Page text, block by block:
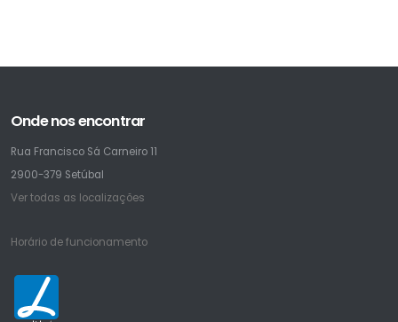
Onde nos encontrar
Rua Francisco Sá Carneiro 11
2900-379 Setúbal
Ver todas as localizações
Horário de funcionamento